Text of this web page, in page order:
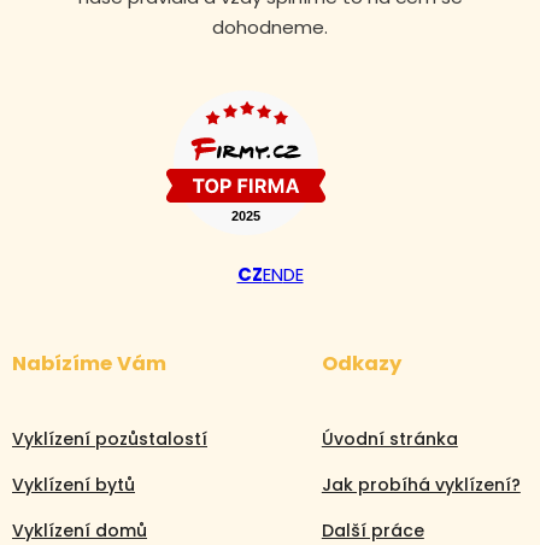
dohodneme.
CZENDE
Nabízíme Vám
Vyklízení pozůstalostí
Vyklízení bytů
Vyklízení domů
Odkazy
Úvodní stránka
Jak probíhá vyklízení?
Další práce